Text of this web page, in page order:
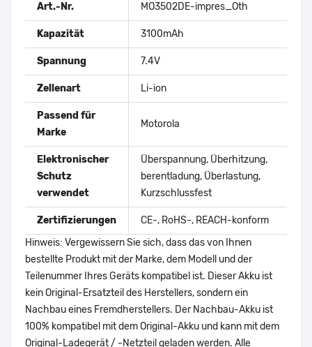
Art.-Nr. MO3502DE-impres_Oth
Kapazität 3100mAh
Spannung 7.4V
Zellenart Li-ion
Passend für
Marke
Motorola
Elektronischer
Schutz
verwendet
Überspannung, Überhitzung,
berentladung, Überlastung,
Kurzschlussfest
Zertifizierungen
CE-, RoHS-, REACH-konform
Hinweis: Vergewissern Sie sich, dass das von Ihnen
bestellte Produkt mit der Marke, dem Modell und der
Teilenummer Ihres Geräts kompatibel ist. Dieser Akku ist
kein Original-Ersatzteil des Herstellers, sondern ein
Nachbau eines Fremdherstellers. Der Nachbau-Akku ist
100% kompatibel mit dem Original-Akku und kann mit dem
Original-Ladegerät / -Netzteil geladen werden. Alle